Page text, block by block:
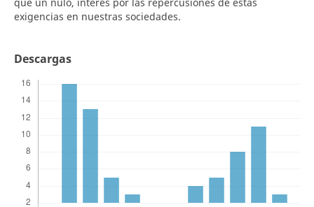
exigencias en nuestras sociedades.
Descargas